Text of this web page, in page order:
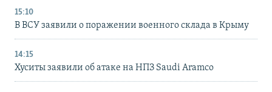
15:10
В ВСУ заявили о поражении военного склада в Крыму
14:15
Хуситы заявили об атаке на НПЗ Saudi Aramco